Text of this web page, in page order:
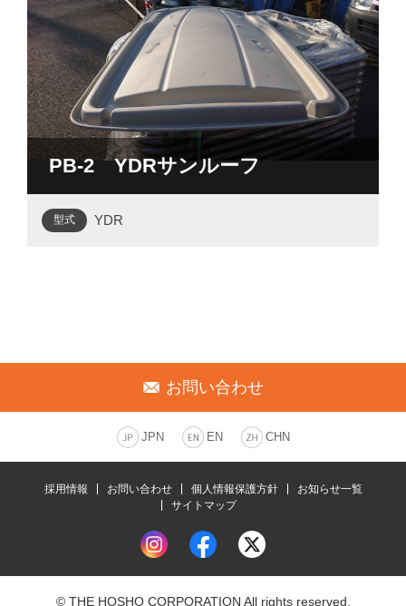
PB-2 YDRサンルーフ
型式 YDR
お問い合わせ
JPN EN CHN
採用情報 お問い合わせ 個人情報保護方針
お知らせ一覧
サイトマップ
© THE HOSHO CORPORATION All rights reserved.